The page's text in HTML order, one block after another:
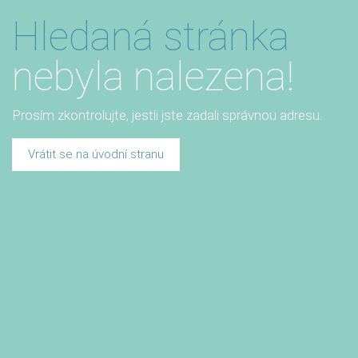
Hledaná stránka
nebyla nalezena!
Prosím zkontrolujte, jestli jste zadali správnou adresu.
Vrátit se na úvodní stranu